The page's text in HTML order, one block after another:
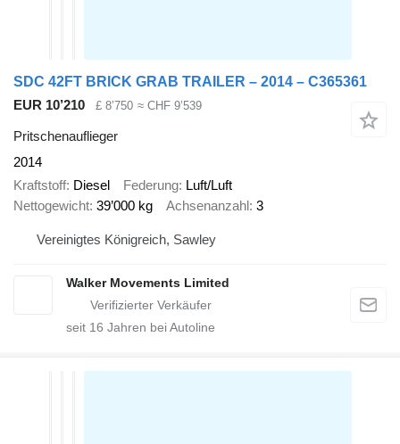
SDC 42FT BRICK GRAB TRAILER – 2014 – C365361
EUR 10’210
£ 8’750 ≈ CHF 9’539
Pritschenauflieger
2014
Kraftstoff Diesel Federung Luft/Luft
Nettogewicht 39’000 kg Achsenanzahl 3
Vereinigtes Königreich, Sawley
Walker Movements Limited
seit 16 Jahren bei Autoline